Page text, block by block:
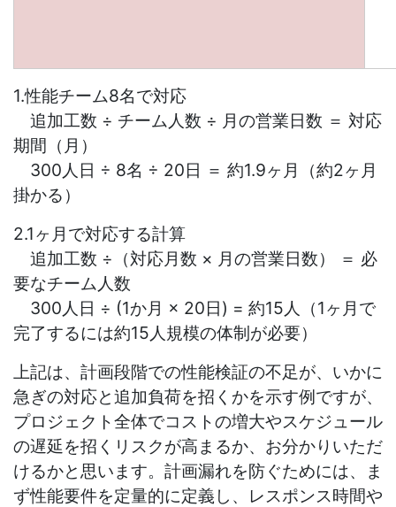
1.性能チーム8名で対応
追加工数 ÷ チーム人数 ÷ 月の営業日数 ＝ 対応
期間（月）
300人日 ÷ 8名 ÷ 20日 ＝ 約1.9ヶ月（約2ヶ月
掛かる）
2.1ヶ月で対応する計算
追加工数 ÷（対応月数 × 月の営業日数） ＝ 必
要なチーム人数
300人日 ÷ (1か月 × 20日) = 約15人（1ヶ月で
完了するには約15人規模の体制が必要）
上記は、計画段階での性能検証の不足が、いかに
急ぎの対応と追加負荷を招くかを示す例ですが、
プロジェクト全体でコストの増大やスケジュール
の遅延を招くリスクが高まるか、お分かりいただ
けるかと思います。計画漏れを防ぐためには、ま
ず性能要件を定量的に定義し、レスポンス時間や